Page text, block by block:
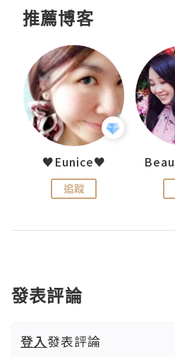
推薦博客
♥Eunice♥
追蹤
發表評論
登入發表評論